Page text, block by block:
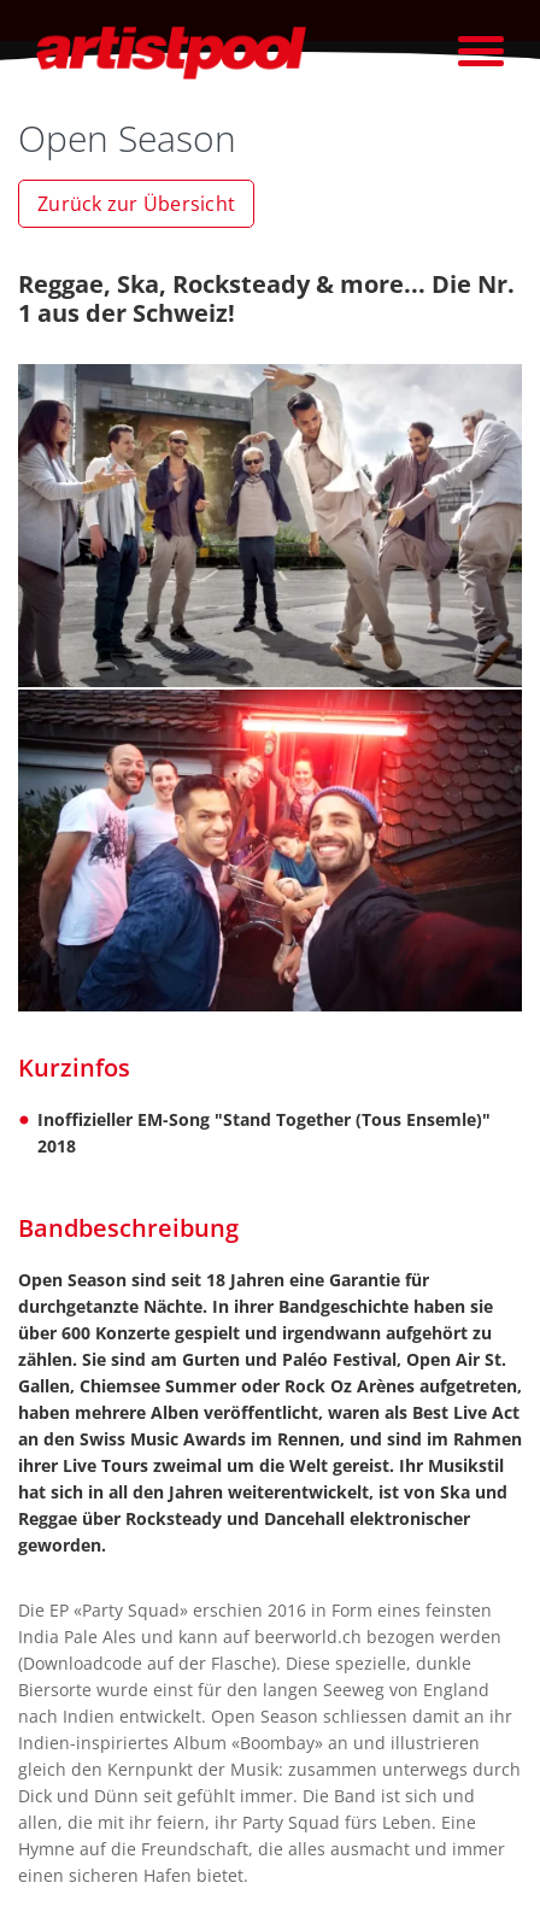
Open Season
Zurück zur Übersicht
Reggae, Ska, Rocksteady & more... Die Nr.
1 aus der Schweiz!
Kurzinfos
Inoffizieller EM-Song "Stand Together (Tous Ensemle)"
2018
Bandbeschreibung
Open Season sind seit 18 Jahren eine Garantie für
durchgetanzte Nächte. In ihrer Bandgeschichte haben sie
über 600 Konzerte gespielt und irgendwann aufgehört zu
zählen. Sie sind am Gurten und Paléo Festival, Open Air St.
Gallen, Chiemsee Summer oder Rock Oz Arènes aufgetreten,
haben mehrere Alben veröffentlicht, waren als Best Live Act
an den Swiss Music Awards im Rennen, und sind im Rahmen
ihrer Live Tours zweimal um die Welt gereist. Ihr Musikstil
hat sich in all den Jahren weiterentwickelt, ist von Ska und
Reggae über Rocksteady und Dancehall elektronischer
geworden.
Die EP «Party Squad» erschien 2016 in Form eines feinsten
India Pale Ales und kann auf beerworld.ch bezogen werden
(Downloadcode auf der Flasche). Diese spezielle, dunkle
Biersorte wurde einst für den langen Seeweg von England
nach Indien entwickelt. Open Season schliessen damit an ihr
Indien-inspiriertes Album «Boombay» an und illustrieren
gleich den Kernpunkt der Musik: zusammen unterwegs durch
Dick und Dünn seit gefühlt immer. Die Band ist sich und
allen, die mit ihr feiern, ihr Party Squad fürs Leben. Eine
Hymne auf die Freundschaft, die alles ausmacht und immer
einen sicheren Hafen bietet.